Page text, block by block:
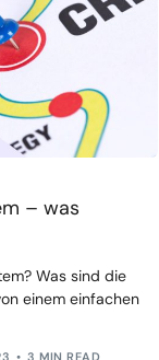
– was
Was sind die
einem einfachen
3 MIN READ